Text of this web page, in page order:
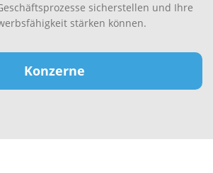
sicherstellen und Ihre
stärken können.
Konzerne